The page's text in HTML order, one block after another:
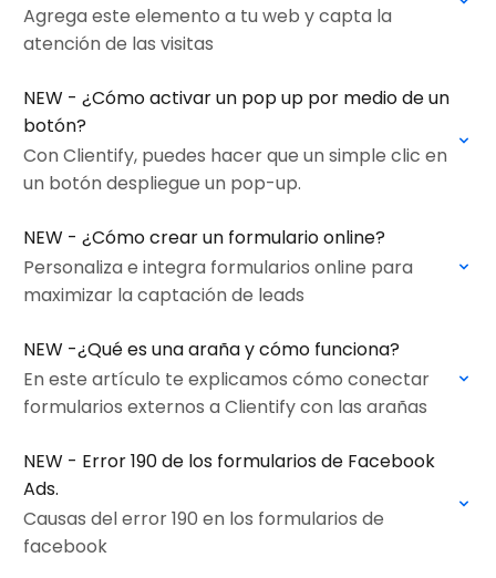
Agrega este elemento a tu web y capta la
atención de las visitas
NEW - ¿Cómo activar un pop up por medio de un
botón?
Con Clientify, puedes hacer que un simple clic en
un botón despliegue un pop-up.
NEW - ¿Cómo crear un formulario online?
Personaliza e integra formularios online para
maximizar la captación de leads
NEW -¿Qué es una araña y cómo funciona?
En este artículo te explicamos cómo conectar
formularios externos a Clientify con las arañas
NEW - Error 190 de los formularios de Facebook
Ads.
Causas del error 190 en los formularios de
facebook